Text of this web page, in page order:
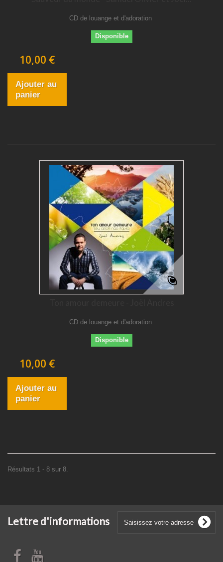
CD de louange et d'adoration
Disponible
10,00 €
Ajouter au
panier
CD de louange et d'adoration
Disponible
10,00 €
Ajouter au
panier
Résultats 1 - 8 sur 8.
Lettre d'informations